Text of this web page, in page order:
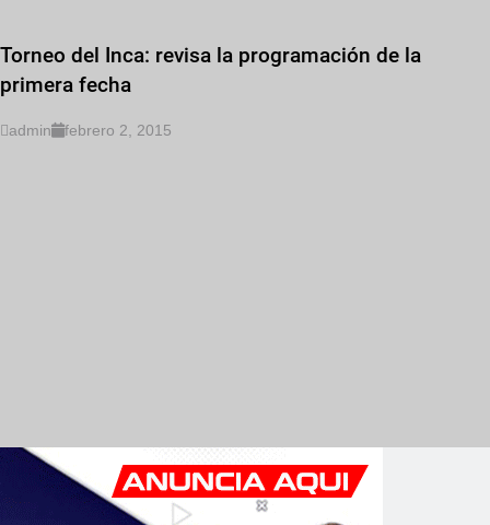
Torneo del Inca: revisa la programación de la
primera fecha
admin febrero 2, 2015